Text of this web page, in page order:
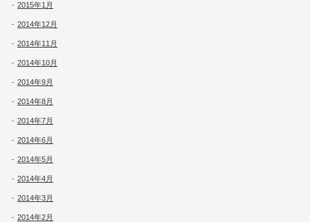
2015年1月
2014年12月
2014年11月
2014年10月
2014年9月
2014年8月
2014年7月
2014年6月
2014年5月
2014年4月
2014年3月
2014年2月